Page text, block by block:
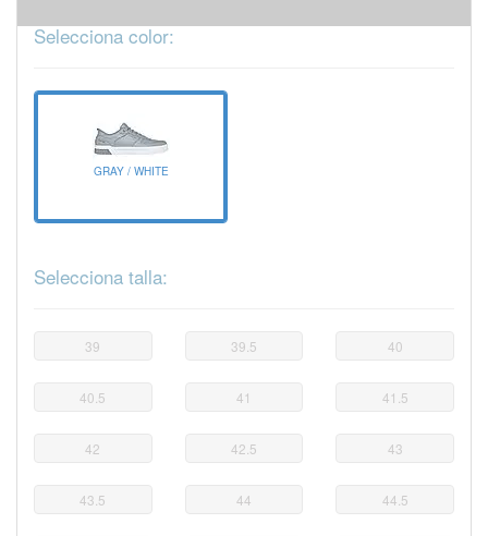
Selecciona color:
GRAY / WHITE
Selecciona talla:
39 39.5 40
40.5 41 41.5
42 42.5 43
43.5 44 44.5